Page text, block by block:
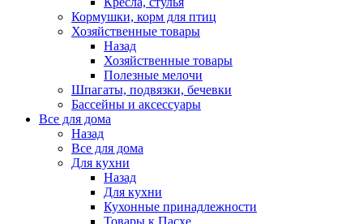
Кормушки, корм для птиц
Хозяйственные товары
Назад
Хозяйственные товары
Полезные мелочи
Шпагаты, подвязки, бечевки
Бассейны и аксессуары
Все для дома
Назад
Все для дома
Для кухни
Назад
Для кухни
Кухонные принадлежности
Товары к Пасхе